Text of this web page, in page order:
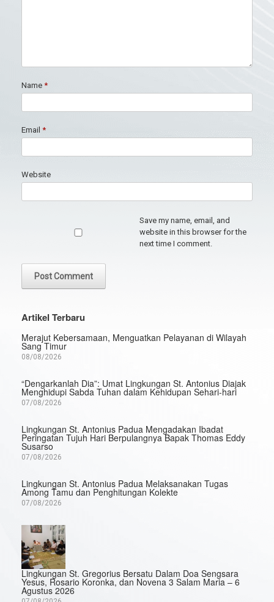
Name *
Email *
Website
Save my name, email, and
website in this browser for the
next time I comment.
Artikel Terbaru
Merajut Kebersamaan, Menguatkan Pelayanan di Wilayah
Sang Timur
08/08/2026
“Dengarkanlah Dia”: Umat Lingkungan St. Antonius Diajak
Menghidupi Sabda Tuhan dalam Kehidupan Sehari-hari
07/08/2026
Lingkungan St. Antonius Padua Mengadakan Ibadat
Peringatan Tujuh Hari Berpulangnya Bapak Thomas Eddy
Susarso
07/08/2026
Lingkungan St. Antonius Padua Melaksanakan Tugas
Among Tamu dan Penghitungan Kolekte
07/08/2026
Lingkungan St. Gregorius Bersatu Dalam Doa Sengsara
Yesus, Rosario Koronka, dan Novena 3 Salam Maria – 6
Agustus 2026